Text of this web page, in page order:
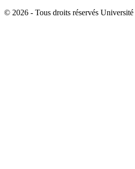
© 2026 - Tous droits réservés